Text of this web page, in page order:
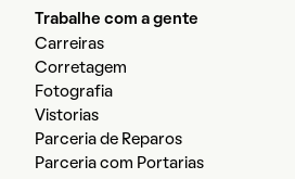
Trabalhe com a gente
Carreiras
Corretagem
Fotografia
Vistorias
Parceria de Reparos
Parceria com Portarias